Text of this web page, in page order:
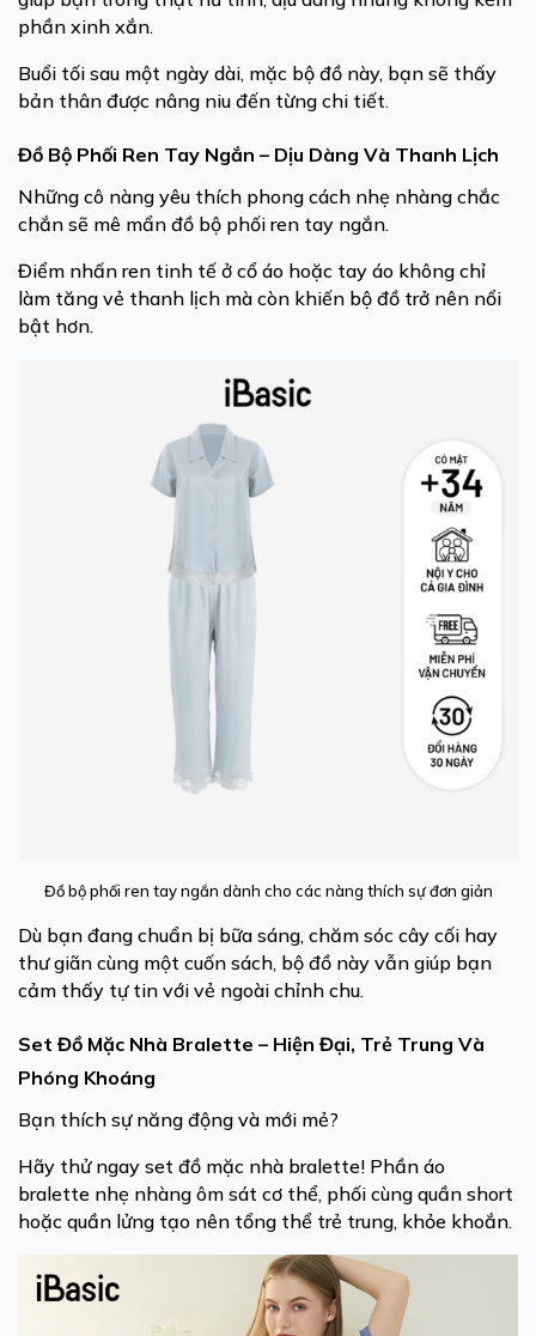
phần xinh xắn.
Buổi tối sau một ngày dài, mặc bộ đồ này, bạn sẽ thấy
bản thân được nâng niu đến từng chi tiết.
Đồ Bộ Phối Ren Tay Ngắn – Dịu Dàng Và Thanh Lịch
Những cô nàng yêu thích phong cách nhẹ nhàng chắc
chắn sẽ mê mẩn đồ bộ phối ren tay ngắn.
Điểm nhấn ren tinh tế ở cổ áo hoặc tay áo không chỉ
làm tăng vẻ thanh lịch mà còn khiến bộ đồ trở nên nổi
bật hơn.
Đồ bộ phối ren tay ngắn dành cho các nàng thích sự đơn giản
Dù bạn đang chuẩn bị bữa sáng, chăm sóc cây cối hay
thư giãn cùng một cuốn sách, bộ đồ này vẫn giúp bạn
cảm thấy tự tin với vẻ ngoài chỉnh chu.
Set Đồ Mặc Nhà Bralette – Hiện Đại, Trẻ Trung Và
Phóng Khoáng
Bạn thích sự năng động và mới mẻ?
Hãy thử ngay set đồ mặc nhà bralette! Phần áo
bralette nhẹ nhàng ôm sát cơ thể, phối cùng quần short
hoặc quần lửng tạo nên tổng thể trẻ trung, khỏe khoắn.